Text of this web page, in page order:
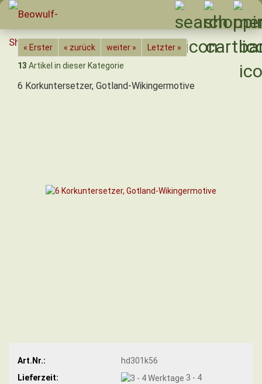
« Erster « zurück weiter »
Letzter »
13 Artikel in dieser Kategorie
6 Korkuntersetzer, Gotland-Wikingermotive
Art.Nr.:
hd301k56
Lieferzeit:
3 - 4